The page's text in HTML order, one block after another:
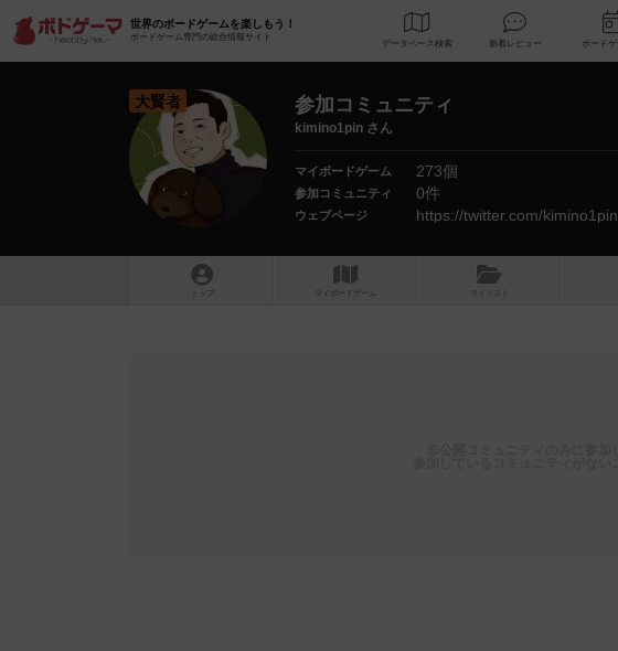
世界のボードゲームを楽しもう！
ボードゲーム専門の総合情報サイト
データベース 検索 新着レビュー
大賢者 参加コミュニティ
kimino1pin さん
マイボードゲーム 273個
参加コミュニティ 0件
ウェブページ https://twitter.com/kimino1pin
トップ マイボードゲーム マイリスト